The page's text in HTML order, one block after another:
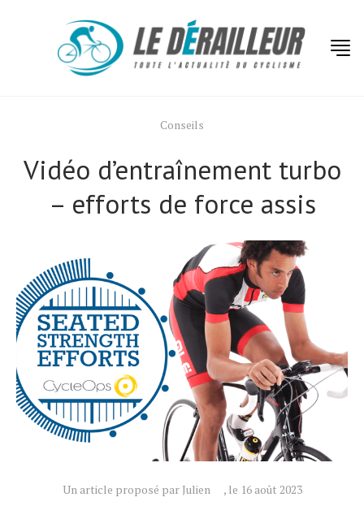
Conseils
Vidéo d’entraînement turbo
– efforts de force assis
Un article proposé par Julien , le 16 août 2023
Actualités
Technologies
Tests de produits
Conseils
Tendances